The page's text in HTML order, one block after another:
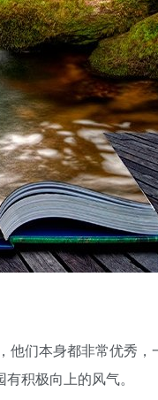
们本身都非常优秀，
积极向上的风气。